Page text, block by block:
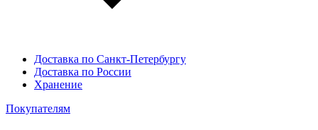
Доставка по Санкт-Петербургу
Доставка по России
Хранение
Покупателям